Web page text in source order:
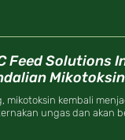
Feed Solutions
Mikotoksin
mikotoksin kembali
ungas dan akan